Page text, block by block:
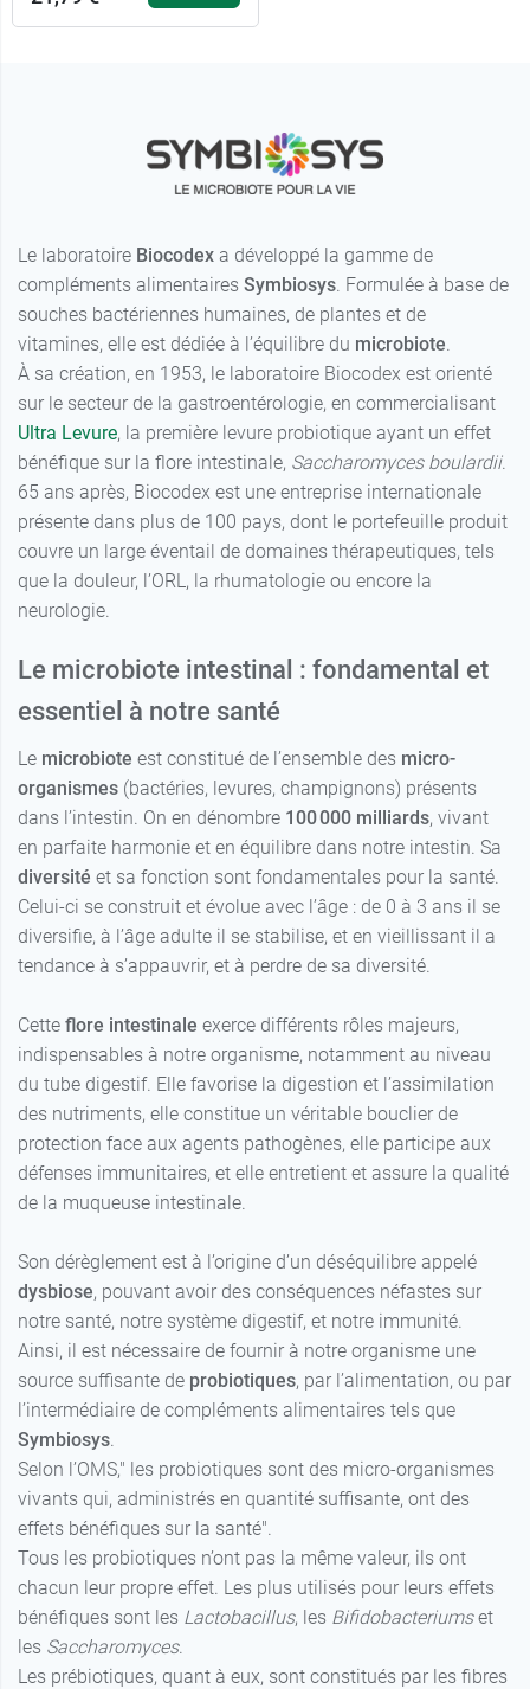
21,79 €
60 gélules 34,99 €
Le laboratoire Biocodex a développé la gamme de
compléments alimentaires Symbiosys . Formulée à base de
souches bactériennes humaines, de plantes et de
vitamines, elle est dédiée à l’équilibre du microbiote
À sa création, en 1953, le laboratoire Biocodex est orienté
sur le secteur de la gastroentérologie, en commercialisant
Ultra Levure, la première levure probiotique ayant un effet
bénéfique sur la flore intestinale, Saccharomyces boulardii.
65 ans après, Biocodex est une entreprise internationale
présente dans plus de 100 pays, dont le portefeuille produit
couvre un large éventail de domaines thérapeutiques, tels
que la douleur, l’ORL, la rhumatologie ou encore la
neurologie.
Le microbiote intestinal : fondamental et
essentiel à notre santé
Le microbiote est constitué de l’ensemble des micro-
organismes (bactéries, levures, champignons) présents
dans l’intestin. On en dénombre 100 000 milliards, vivant
en parfaite harmonie et en équilibre dans notre intestin. Sa
diversité et sa fonction sont fondamentales pour la santé.
Celui-ci se construit et évolue avec l’âge : de 0 à 3 ans il se
diversifie, à l’âge adulte il se stabilise, et en vieillissant il a
tendance à s’appauvrir, et à perdre de sa diversité.
Cette flore intestinale exerce différents rôles majeurs,
indispensables à notre organisme, notamment au niveau
du tube digestif. Elle favorise la digestion et l’assimilation
des nutriments, elle constitue un véritable bouclier de
protection face aux agents pathogènes, elle participe aux
défenses immunitaires, et elle entretient et assure la qualité
de la muqueuse intestinale.
Son dérèglement est à l’origine d’un déséquilibre appelé
dysbiose, pouvant avoir des conséquences néfastes sur
notre santé, notre système digestif, et notre immunité.
Ainsi, il est nécessaire de fournir à notre organisme une
source suffisante de probiotiques, par l’alimentation, ou par
l’intermédiaire de compléments alimentaires tels que
Symbiosys
Selon l’OMS," les probiotiques sont des micro-organismes
vivants qui, administrés en quantité suffisante, ont des
effets bénéfiques sur la santé".
Tous les probiotiques n’ont pas la même valeur, ils ont
chacun leur propre effet. Les plus utilisés pour leurs effets
bénéfiques sont les Lactobacillus, les Bifidobacteriumset
les Saccharomyces.
Les prébiotiques, quant à eux, sont constitués par les fibres